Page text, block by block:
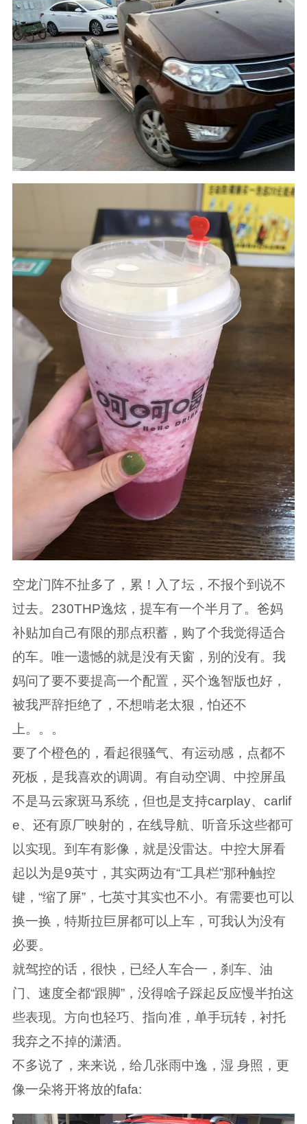
空龙门阵不扯多了，累！入了坛，不报个到说不
过去。230THP逸炫，提车有一个半月了。爸妈
补贴加自己有限的那点积蓄，购了个我觉得适合
的车。唯一遗憾的就是没有天窗，别的没有。我
妈问了要不要提高一个配置，买个逸智版也好，
被我严辞拒绝了，不想啃老太狠，怕还不
上。。。
要了个橙色的，看起很骚气、有运动感，点都不
死板，是我喜欢的调调。有自动空调、中控屏虽
不是马云家斑马系统，但也是支持carplay、carlif
e、还有原厂映射的，在线导航、听音乐这些都可
以实现。到车有影像，就是没雷达。中控大屏看
起以为是9英寸，其实两边有“工具栏”那种触控
键，“缩了屏”，七英寸其实也不小。有需要也可以
换一换，特斯拉巨屏都可以上车，可我认为没有
必要。
就驾控的话，很快，已经人车合一，刹车、油
门、速度全都“跟脚”，没得啥子踩起反应慢半拍这
些表现。方向也轻巧、指向准，单手玩转，衬托
我弃之不掉的潇洒。
不多说了，来来说，给几张雨中逸，湿 身照，更
像一朵将开将放的fafa: